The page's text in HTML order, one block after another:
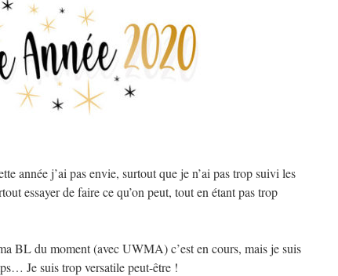
année j’ai pas envie, surtout que je n’ai pas trop suivi les
essayer de faire ce qu’on peut, tout en étant pas trop
BL du moment (avec UWMA) c’est en cours, mais je suis
Je suis trop versatile peut-être !